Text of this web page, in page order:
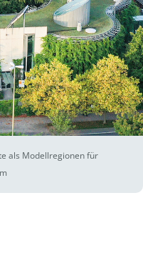
als Modellregionen für